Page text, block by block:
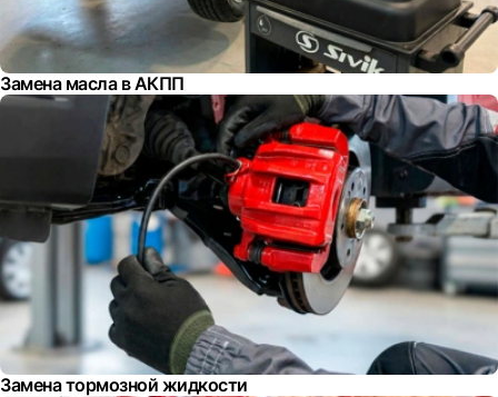
Замена масла в АКПП
Замена тормозной жидкости